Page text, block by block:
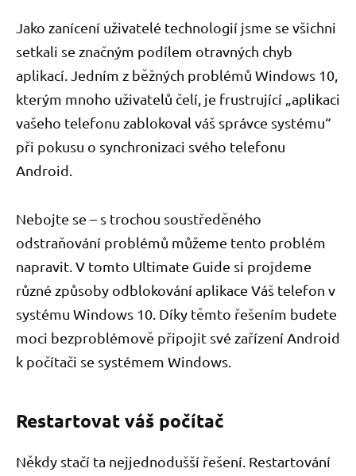
Jako zanícení uživatelé technologií jsme se všichni
setkali se značným podílem otravných chyb
aplikací. Jedním z běžných problémů Windows 10,
kterým mnoho uživatelů čelí, je frustrující „aplikaci
vašeho telefonu zablokoval váš správce systému“
při pokusu o synchronizaci svého telefonu
Android.
Nebojte se – s trochou soustředěného
odstraňování problémů můžeme tento problém
napravit. V tomto Ultimate Guide si projdeme
různé způsoby odblokování aplikace Váš telefon v
systému Windows 10. Díky těmto řešením budete
moci bezproblémově připojit své zařízení Android
k počítači se systémem Windows.
Restartovat váš počítač
Někdy stačí ta nejjednodušší řešení. Restartování